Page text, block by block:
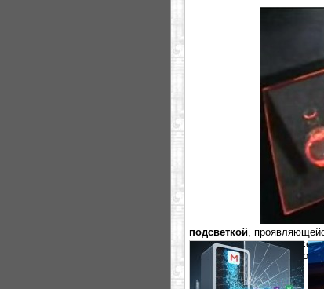
подсветкой,
предмет. Технически, все
столешницы проходит